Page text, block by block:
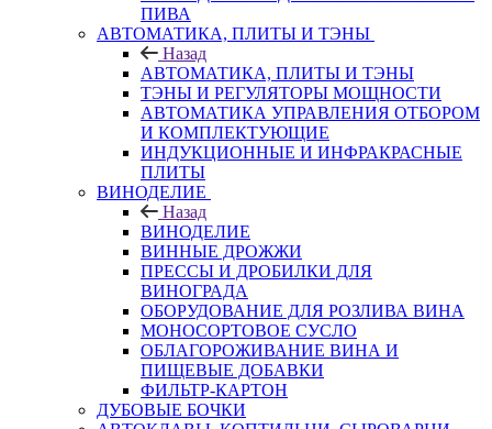
ПИВА
АВТОМАТИКА, ПЛИТЫ И ТЭНЫ
Назад
АВТОМАТИКА, ПЛИТЫ И ТЭНЫ
ТЭНЫ И РЕГУЛЯТОРЫ МОЩНОСТИ
АВТОМАТИКА УПРАВЛЕНИЯ ОТБОРОМ
И КОМПЛЕКТУЮЩИЕ
ИНДУКЦИОННЫЕ И ИНФРАКРАСНЫЕ
ПЛИТЫ
ВИНОДЕЛИЕ
Назад
ВИНОДЕЛИЕ
ВИННЫЕ ДРОЖЖИ
ПРЕССЫ И ДРОБИЛКИ ДЛЯ
ВИНОГРАДА
ОБОРУДОВАНИЕ ДЛЯ РОЗЛИВА ВИНА
МОНОСОРТОВОЕ СУСЛО
ОБЛАГОРОЖИВАНИЕ ВИНА И
ПИЩЕВЫЕ ДОБАВКИ
ФИЛЬТР-КАРТОН
ДУБОВЫЕ БОЧКИ